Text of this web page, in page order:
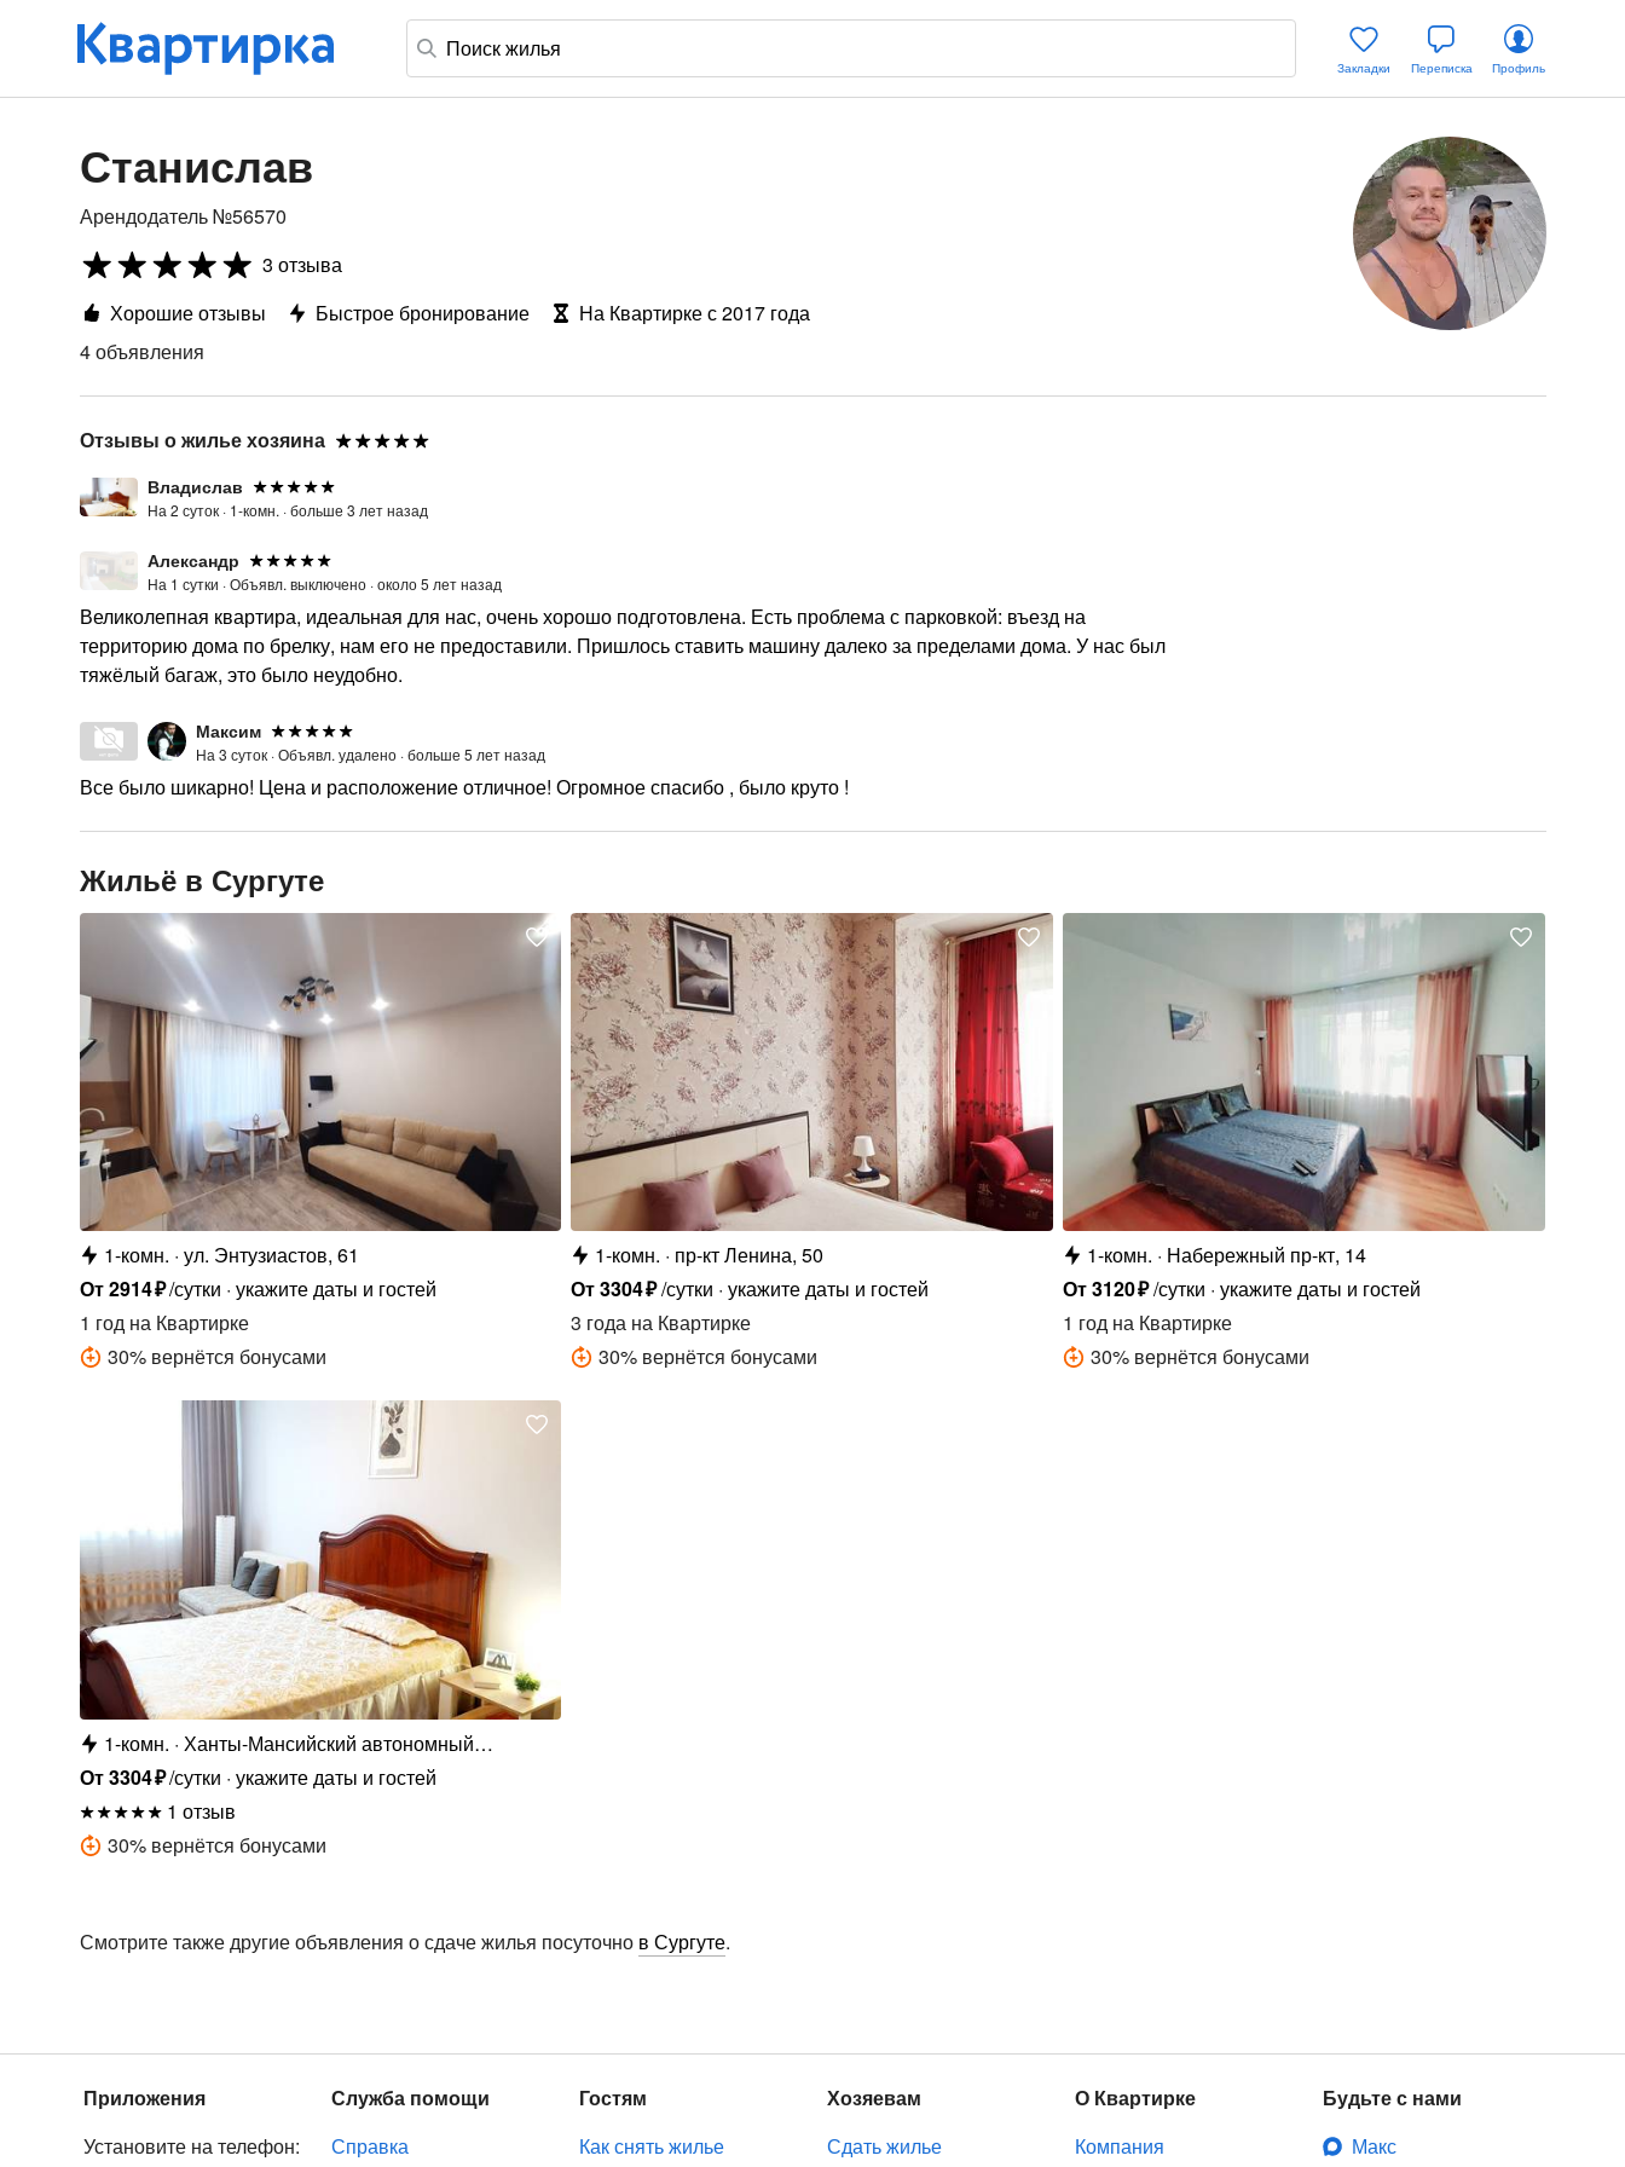
Закладки Переписка Профиль
Станислав
Арендодатель №56570
3 отзыва
Хорошие отзывы
Быстрое бронирование
На Квартирке с 2017 года
4 объявления
Отзывы о жилье хозяина
Владислав
На 2 суток · 1-комн. ·больше 3 лет назад
Александр
На 1 сутки ·Объявл. выключено ·около 5 лет назад
Великолепная квартира, идеальная для нас, очень хорошо подготовлена. Есть проблема с парковкой: въезд на
территорию дома по брелку, нам его не предоставили. Пришлось ставить машину далеко за пределами дома. У нас был
тяжёлый багаж, это было неудобно.
Максим
На 3 суток ·Объявл. удалено ·больше 5 лет назад
Все было шикарно! Цена и расположение отличное! Огромное спасибо , было круто !
Жильё в Сургуте
1-комн. ул. Энтузиастов, 61
От2914₽/сутки укажите даты и гостей
1 годна Квартирке
30% вернётся бонусами
1-комн.
пр-кт Ленина, 50
От3304₽/сутки укажите даты и гостей
3 года на Квартирке
30% вернётся бонусами
1-комн.
Набережный пр-кт, 14
От3120₽/сутки укажите даты и гостей
1 год на Квартирке
30% вернётся бонусами
1-комн. Ханты-Мансийский автономный
округ,проспект Мира, 44
От3304₽/сутки укажите даты и гостей
1 отзыв
30% вернётся бонусами
Смотрите также другие объявления о сдаче жилья посуточно в Сургуте.
Приложения
Установите на телефон:
Служба помощи
Справка
Гостям
Как снять жилье
Хозяевам
Сдать жилье
О Квартирке
Компания
Будьте с нами
Макс